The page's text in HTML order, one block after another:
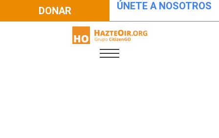
DONAR ÚNETE A NOSOTROS